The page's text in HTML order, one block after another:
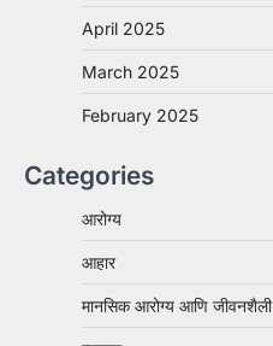
April 2025
March 2025
February 2025
Categories
आरोग्य
आहार
मानसिक आरोग्य आणि जीवनशैली